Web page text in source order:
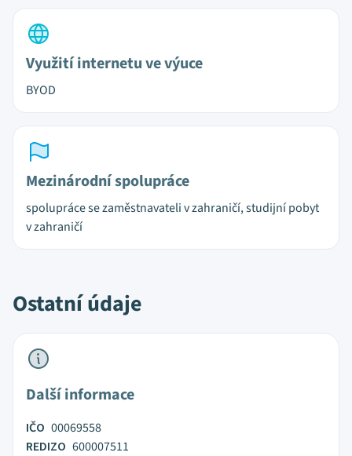
Využití internetu ve výuce
BYOD
Mezinárodní spolupráce
spolupráce se zaměstnavateli v zahraničí, studijní pobyt
v zahraničí
Ostatní údaje
Další informace
IČO 00069558
REDIZO 600007511